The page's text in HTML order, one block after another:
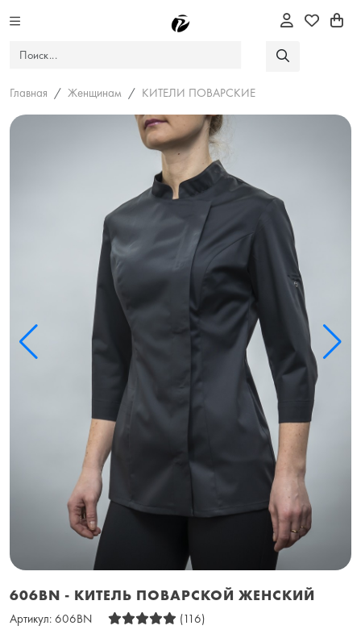
Главная Женщинам КИТЕЛИ ПОВАРСКИЕ
606BN - КИТЕЛЬ ПОВАРСКОЙ ЖЕНСКИЙ
Артикул: 606BN
(116)